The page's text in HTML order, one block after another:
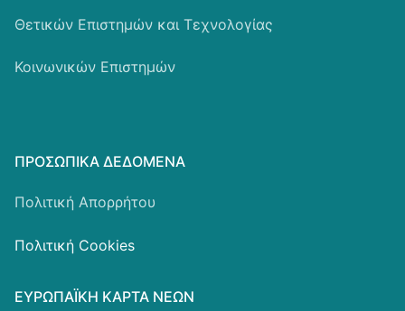
Θετικών Επιστημών και Τεχνολογίας
Κοινωνικών Επιστημών
ΠΡΟΣΩΠΙΚΆ ΔΕΔΟΜΈΝΑ
Πολιτική Απορρήτου
Πολιτική Cookies
ΕΥΡΩΠΑΪΚΗ ΚΑΡΤΑ ΝΕΩΝ